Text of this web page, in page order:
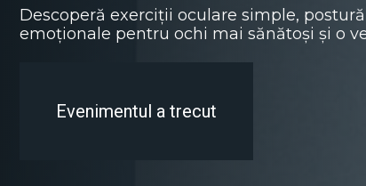
Descoperă exerciții oculare simple,
emoționale pentru ochi mai sănătoși și o
Evenimentul a trecut